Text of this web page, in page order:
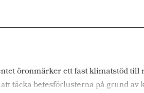
öronmärker ett fast klimatstöd
täckabetesförlusterna på grund av